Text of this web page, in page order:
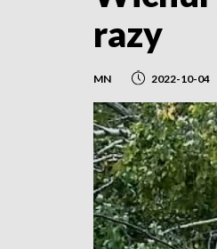
razy
MN 2022-10-04